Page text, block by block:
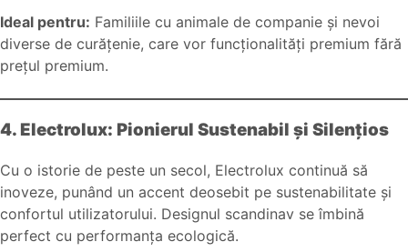
Ideal pentru: Familiile cu animale de companie și nevoi
diverse de curățenie, care vor funcționalități premium fără
prețul premium.
4. Electrolux: Pionierul Sustenabil și Silențios
Cu o istorie de peste un secol, Electrolux continuă să
inoveze, punând un accent deosebit pe sustenabilitate și
confortul utilizatorului. Designul scandinav se îmbină
perfect cu performanța ecologică.